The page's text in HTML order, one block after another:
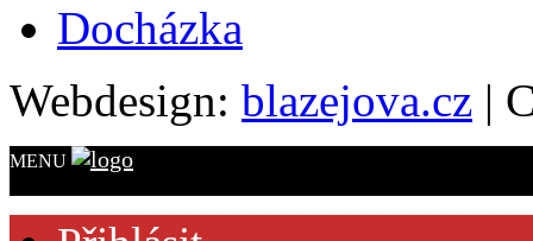
Docházka
Webdesign: blazejova.cz |
MENU